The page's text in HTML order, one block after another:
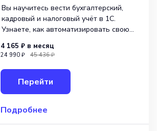
Вы научитесь вести бухгалтерский,
кадровый и налоговый учёт в 1С.
Узнаете, как автоматизировать свою
отчётность. Сможете претендовать
4 165 ₽ в месяц
24 990 ₽ 45 436 ₽
Перейти
Подробнее